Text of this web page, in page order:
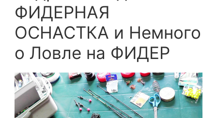
ФИДЕРНАЯ
ОСНАСТКА и Немного
о Ловле на ФИДЕР